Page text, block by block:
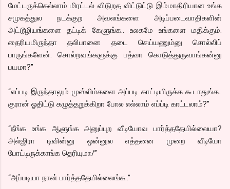
மேட்டருக்கெல்லாம் மிரட்டல் விடுறத விட்டுட்டு இம்மாதிரியான உங்க
சமுகத்துல நடக்குற அவலங்களை அடிப்படைவாதிகளின்
அட்டூழியங்களை தட்டிக் கேளூங்க.. உலகமே உங்களை மதிக்கும்.
தைரியமிருந்தா தலிபானை தடை செய்யணும்னு சொல்லிப்
பாருங்களேன். சொல்றவங்களுக்கு பத்வா கொடுத்துருவாங்கன்னு
பயமா?”
“எப்படி இருந்தாலும் முஸ்லிம்களை அப்படி காட்டியிருக்க கூடாதுங்க..
குரான் ஓதிட்டு கழுத்தறுக்கிறா போல எல்லாம் எப்ப்டி காட்டலாம்?”
“நீங்க உங்க ஆளுங்க அனுப்புற வீடியோவ பார்த்ததேயில்லையா?
அல்ஜிரா டிவின்னு ஒன்னுல எத்தனை முறை வீடியோ
போட்டிருக்காங்க தெரியுமா/”
“அப்படியா நான் பார்த்ததேயில்லைங்க..”